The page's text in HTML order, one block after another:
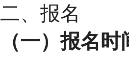
二、报名
（一）报名